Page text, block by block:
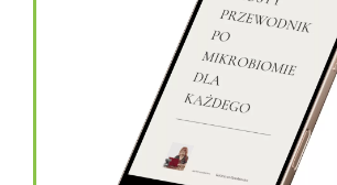
topinambur w kapsułkach